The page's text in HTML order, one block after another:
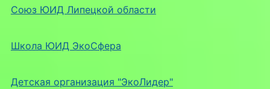
Союз ЮИД Липецкой области
Школа ЮИД ЭкоСфера
Детская организация "ЭкоЛидер"